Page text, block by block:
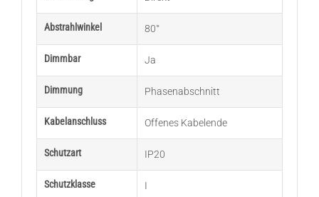
Abstrahlwinkel 80°
Dimmbar Ja
Dimmung Phasenabschnitt
Kabelanschluss Offenes Kabelende
Schutzart IP20
Schutzklasse I